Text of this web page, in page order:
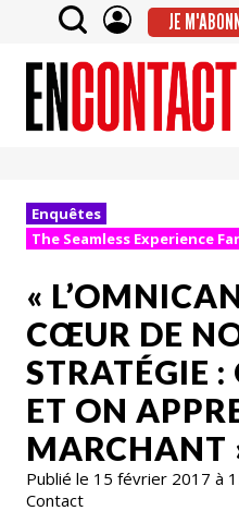
JE
Enquêtes
The Seamless Experience
«
CŒUR DE
STRATÉGIE
ET ON
MARCHANT
Publié le 15 février 2017 à
Contact